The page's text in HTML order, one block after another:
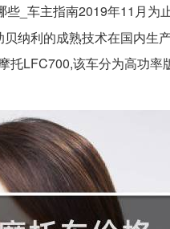
些_车主指南2019年11月为
纳利的成熟技术在国内生
托LFC700,该车分为高功